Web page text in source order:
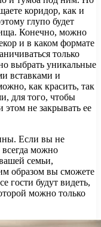
коридор, как и
глупо будет
Конечно, можно
и в каком формате
только
выбрать уникальные
вставками и
как красить, так
для того, чтобы
этом не закрывать ее
Если вы не
всегда можно
семьи,
образом вы сможете
гости будут видеть,
можно только